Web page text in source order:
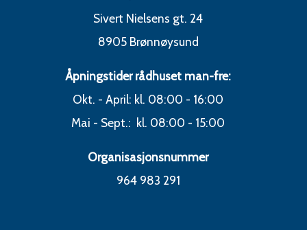
Sivert Nielsens gt. 24
8905 Brønnøysund
Åpningstider rådhuset man-fre:
Okt. - April: kl. 08:00 - 16:00
Mai - Sept.: kl. 08:00 - 15:00
Organisasjonsnummer
964 983 291